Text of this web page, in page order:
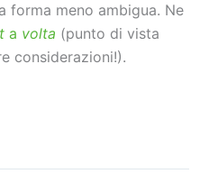
forma meno ambigua. Ne
a volta (punto di vista
considerazioni!).